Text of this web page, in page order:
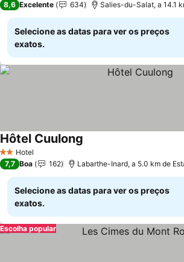
8,6 Excelente 634 Salies-du-Salat, a 14.1
Selecione as datas para ver os preços
exatos.
2 Estrelas
Hotel
Hôtel Cuulong
7,7 Boa 162 Labarthe-Inard, a 5.0 km de
Selecione as datas para ver os preços
exatos.
Escolha popular